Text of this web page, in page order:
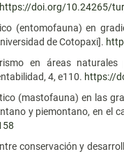
https://doi.org/10.24265/
(entomofauna) en
de Cotopaxi].
en áreas
4, e110. https://
(mastofauna) en las
y piemontano, en el
conservación y